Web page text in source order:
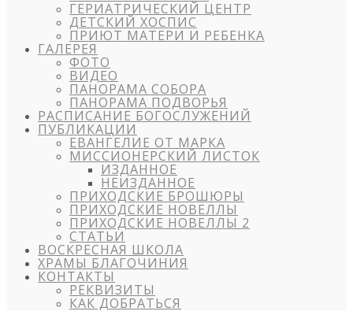
ГЕРИАТРИЧЕСКИЙ ЦЕНТР
ДЕТСКИЙ ХОСПИС
ПРИЮТ МАТЕРИ И РЕБЕНКА
ГАЛЕРЕЯ
ФОТО
ВИДЕО
ПАНОРАМА СОБОРА
ПАНОРАМА ПОДВОРЬЯ
РАСПИСАНИЕ БОГОСЛУЖЕНИЙ
ПУБЛИКАЦИИ
ЕВАНГЕЛИЕ ОТ МАРКА
МИССИОНЕРСКИЙ ЛИСТОК
ИЗДАННОЕ
НЕИЗДАННОЕ
ПРИХОДСКИЕ БРОШЮРЫ
ПРИХОДСКИЕ НОВЕЛЛЫ
ПРИХОДСКИЕ НОВЕЛЛЫ 2
СТАТЬИ
ВОСКРЕСНАЯ ШКОЛА
ХРАМЫ БЛАГОЧИНИЯ
КОНТАКТЫ
РЕКВИЗИТЫ
КАК ДОБРАТЬСЯ